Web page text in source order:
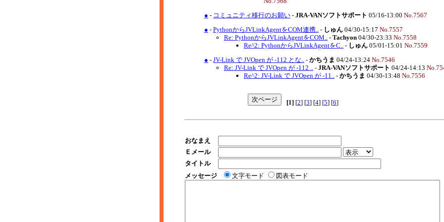
● - コミュニティ移行のお願い - JRA-VANソフトサポート 05/16-13:00 No.7567
● - PythonからJVLinkAgentをCOM連携.. - しゅん 04/30-15:17 No.7557
Re: PythonからJVLinkAgentをCOM.. - Tachyon 04/30-23:33 No.7558
Re^2: PythonからJVLinkAgentをC.. - しゅん 05/01-15:01 No.7559
● - JV-Link で JVOpen が -112 とな.. - かちうま 04/24-13:24 No.7546
Re: JV-Link で JVOpen が -112 .. - JRA-VANソフトサポート 04/24-14:13
Re^2: JV-Link で JVOpen が -11.. - かちうま 04/30-13:48 No.7556
[1] [2] [3] [4] [5] [6]
おなまえ
Ｅメール
タイトル
メッセージ
文字モード 図表モード